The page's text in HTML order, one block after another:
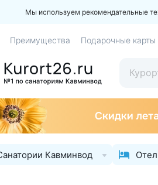
Мы используем рекомендательные
Преимущества Подарочные карты
Кавминвод